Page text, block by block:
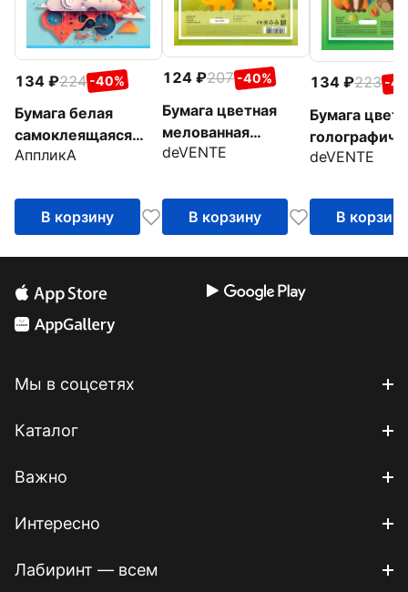
134 224 -40%
Бумага белая
самоклеящаяся
Абстрация, 8
АппликА
В корзину
124 207 -40%
Бумага цветная
мелованная
самоклеящаяся,
листов
deVENTE
В корзину
134 223 -
Бумага
листов
deVENTE
В корзину
Мы в соцсетях
Каталог
Важно
Интересно
Лабиринт — всем